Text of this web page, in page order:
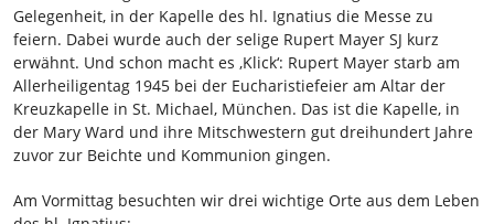
Gelegenheit, in der Kapelle des hl. Ignatius die Messe zu
feiern. Dabei wurde auch der selige Rupert Mayer SJ kurz
erwähnt. Und schon macht es ‚Klick‘: Rupert Mayer starb am
Allerheiligentag 1945 bei der Eucharistiefeier am Altar der
Kreuzkapelle in St. Michael, München. Das ist die Kapelle, in
der Mary Ward und ihre Mitschwestern gut dreihundert Jahre
zuvor zur Beichte und Kommunion gingen.
Am Vormittag besuchten wir drei wichtige Orte aus dem Leben